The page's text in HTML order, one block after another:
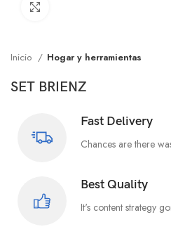
Inicio Hogar y herramientas
SET BRIENZ
Fast Delivery
Chances are there
Best Quality
It's content strategy